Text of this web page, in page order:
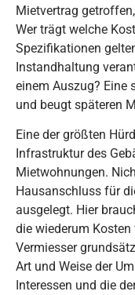
Mietvertrag
Wer trägt welche
Spezifikationen
Instandhaltung
einem Auszug? Eine
und beugt späteren
Eine der größten
Infrastruktur des
Mietwohnungen.
Hausanschluss für
ausgelegt. Hier
die wiederum
Vermiesser
Art und Weise der
Interessen und die